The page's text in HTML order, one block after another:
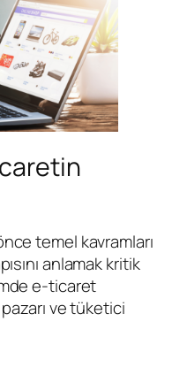
temel kavramları
anlamak kritik
e-ticaret
ve tüketici